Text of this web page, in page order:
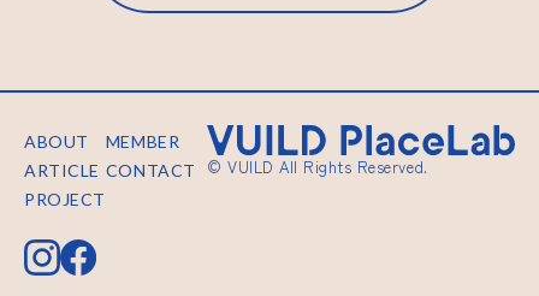
ABOUT
ARTICLE
PROJECT
MEMBER
CONTACT
© VUILD All Rights Reserved.